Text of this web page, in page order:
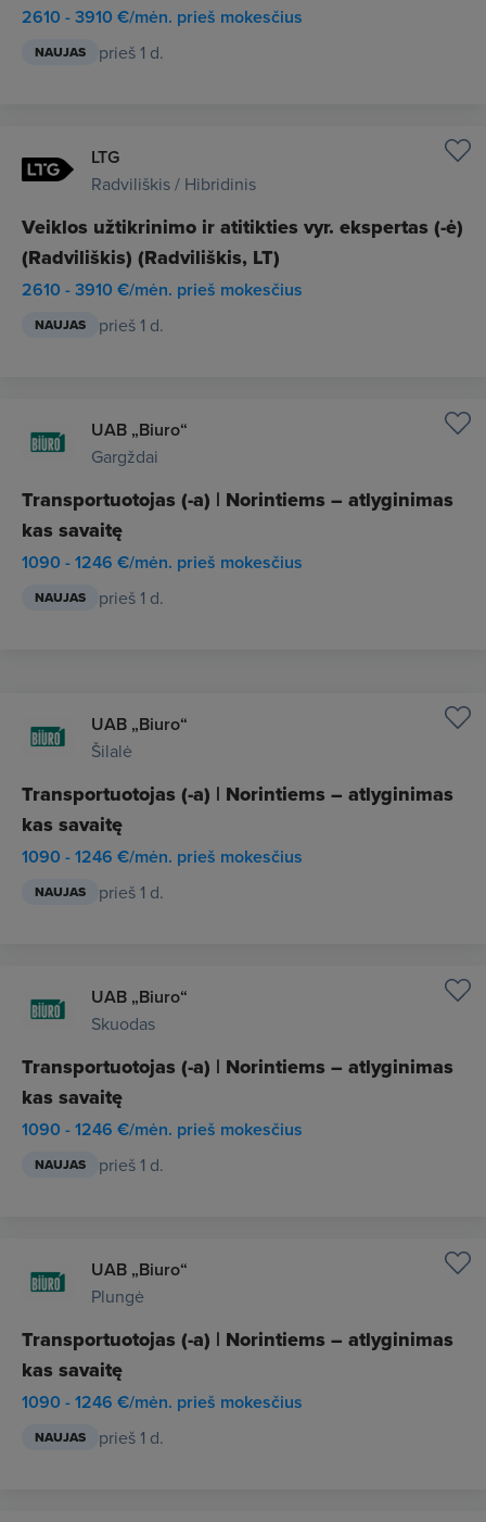
2610 - 3910 €/mėn. prieš mokesčius
NAUJAS prieš 1 d.
LTG
Radviliškis / Hibridinis
Veiklos užtikrinimo ir atitikties vyr. ekspertas (-ė)
(Radviliškis) (Radviliškis, LT)
2610 - 3910 €/mėn. prieš mokesčius
NAUJAS prieš 1 d.
UAB „Biuro“
Gargždai
Transportuotojas (-a) | Norintiems – atlyginimas
kas savaitę
1090 - 1246 €/mėn. prieš mokesčius
NAUJAS prieš 1 d.
UAB „Biuro“
Šilalė
Transportuotojas (-a) | Norintiems – atlyginimas
kas savaitę
1090 - 1246 €/mėn. prieš mokesčius
NAUJAS prieš 1 d.
UAB „Biuro“
Skuodas
Transportuotojas (-a) | Norintiems – atlyginimas
kas savaitę
1090 - 1246 €/mėn. prieš mokesčius
NAUJAS prieš 1 d.
UAB „Biuro“
Plungė
Transportuotojas (-a) | Norintiems – atlyginimas
kas savaitę
1090 - 1246 €/mėn. prieš mokesčius
NAUJAS prieš 1 d.